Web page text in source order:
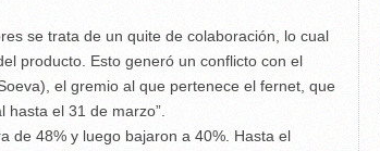
se trata de un quite de colaboración, lo cual
producto. Esto generó un conflicto con el
el gremio al que pertenece el fernet, que
hasta el 31 de marzo”.
de 48% y luego bajaron a 40%. Hasta el